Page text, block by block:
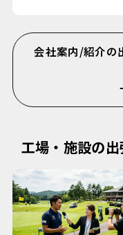
会社案内/紹介の
工場・施設の